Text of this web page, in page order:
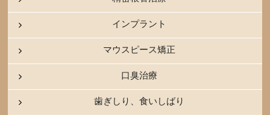
インプラント
マウスピース矯正
口臭治療
歯ぎしり、食いしばり